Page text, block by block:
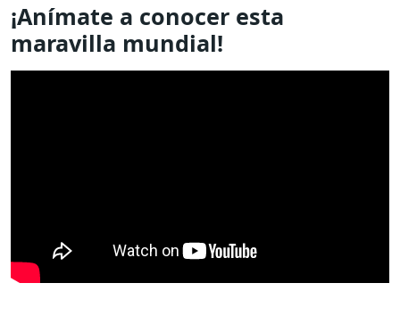
¡Anímate a conocer esta
maravilla mundial!